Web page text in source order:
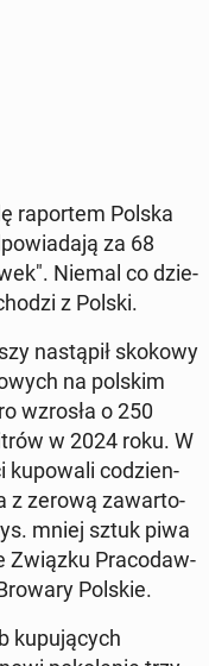
ra­por­tem Polska
za 68
Niemal co dzie­
z Polski.
na­stą­pił skokowy
na polskim
wzrosła o 250
w 2024 roku. W
ku­po­wa­li co­dzien­
z zerową za­war­to­
mniej sztuk piwa
Związku Pra­co­daw­
Polskie.
ku­pu­ją­cych